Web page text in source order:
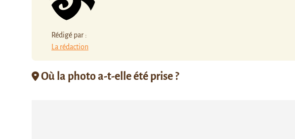
Rédigé par :
La rédaction
Où la photo a-t-elle été prise ?